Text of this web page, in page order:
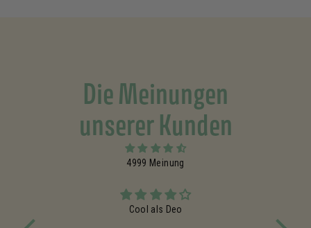
Die Meinungen
unserer Kunden
4999 Meinung
Cool als Deo